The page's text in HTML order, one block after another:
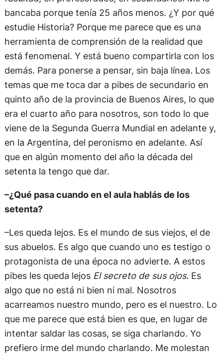
bancaba porque tenía 25 años menos. ¿Y por qué
estudie Historia? Porque me parece que es una
herramienta de comprensión de la realidad que
está fenomenal. Y está bueno compartirla con los
demás. Para ponerse a pensar, sin baja línea. Los
temas que me toca dar a pibes de secundario en
quinto año de la provincia de Buenos Aires, lo que
era el cuarto año para nosotros, son todo lo que
viene de la Segunda Guerra Mundial en adelante y,
en la Argentina, del peronismo en adelante. Así
que en algún momento del año la década del
setenta la tengo que dar.
–¿Qué pasa cuando en el aula hablás de los
setenta?
–Les queda lejos. Es el mundo de sus viejos, el de
sus abuelos. Es algo que cuando uno es testigo o
protagonista de una época no advierte. A estos
pibes les queda lejosEl secreto de sus ojos. Es
algo que no está ni bien ni mal. Nosotros
acarreamos nuestro mundo, pero es el nuestro. Lo
que me parece que está bien es que, en lugar de
intentar saldar las cosas, se siga charlando. Yo
prefiero irme del mundo charlando. Me molestan